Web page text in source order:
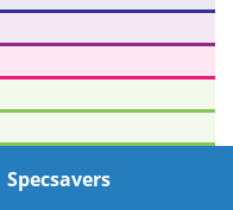
Specsavers